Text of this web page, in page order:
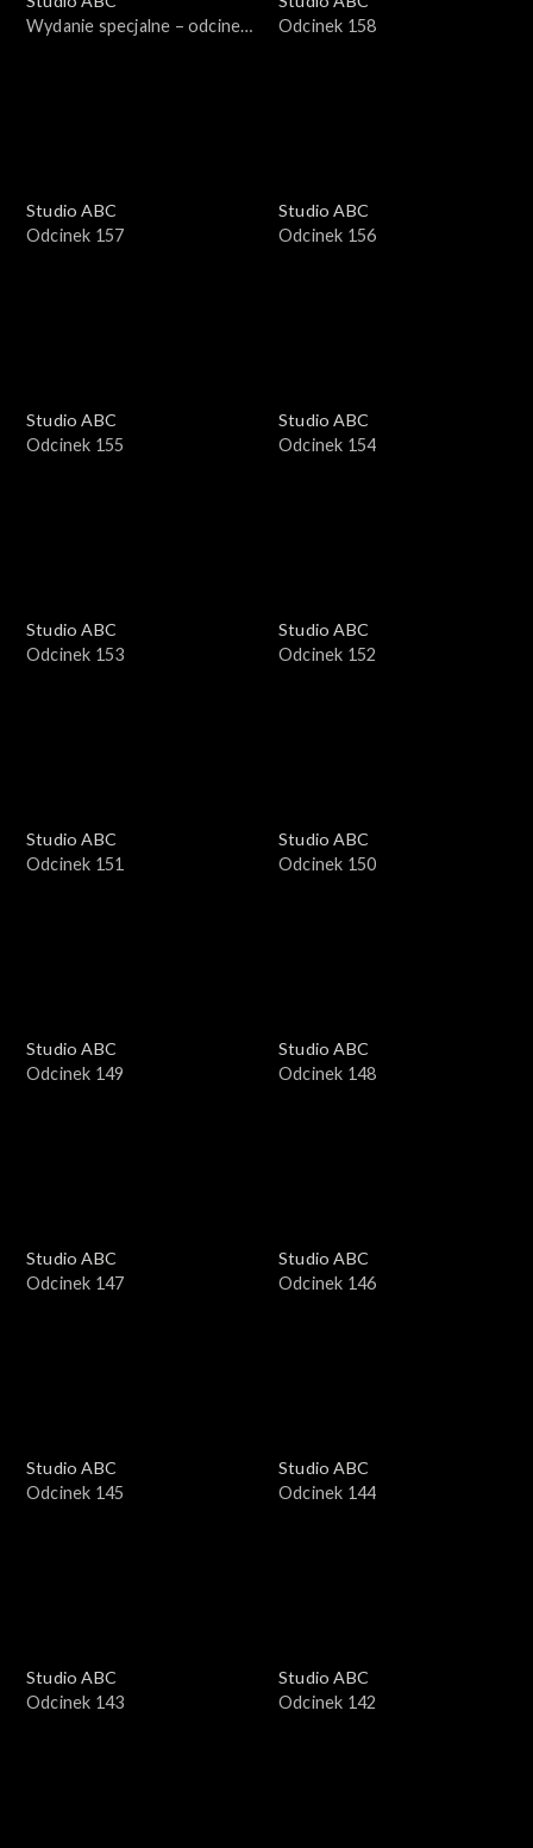
Wydanie specjalne – odcinek
Odcinek 158
Studio ABC
Odcinek 157
Studio ABC
Odcinek 156
Studio ABC
Odcinek 155
Studio ABC
Odcinek 154
Studio ABC
Odcinek 153
Studio ABC
Odcinek 152
Studio ABC
Odcinek 151
Studio ABC
Odcinek 150
Studio ABC
Odcinek 149
Studio ABC
Odcinek 148
Studio ABC
Odcinek 147
Studio ABC
Odcinek 146
Studio ABC
Odcinek 145
Studio ABC
Odcinek 144
Studio ABC
Odcinek 143
Studio ABC
Odcinek 142